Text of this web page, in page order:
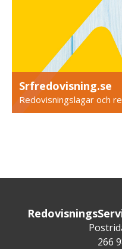
Srfredovisning.se
Redovisningslagar och
266